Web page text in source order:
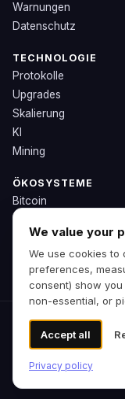
Warnungen
Datenschutz
TECHNOLOGIE
Protokolle
Upgrades
Skalierung
KI
Mining
ÖKOSYSTEME
Bitcoin
Ethereum
Solana
BNB
Andere Chains
© 2026 Zipp. Vorschau-
Keine Finanzberatung.
Cookie-Einstellungen
We value your
We use cookies to
preferences,
consent) show
non-essential, or
Accept all
Privacy policy